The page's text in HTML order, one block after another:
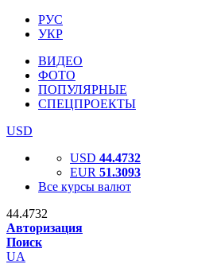
РУС
УКР
ВИДЕО
ФОТО
ПОПУЛЯРНЫЕ
СПЕЦПРОЕКТЫ
USD
USD 44.4732
EUR 51.3093
Все курсы валют
44.4732
Авторизация
Поиск
UA